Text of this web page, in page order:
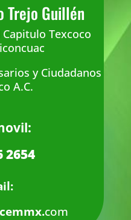
Trejo Guillén
Capitulo Texcoco
y Ciudadanos
A.C.
2654
com